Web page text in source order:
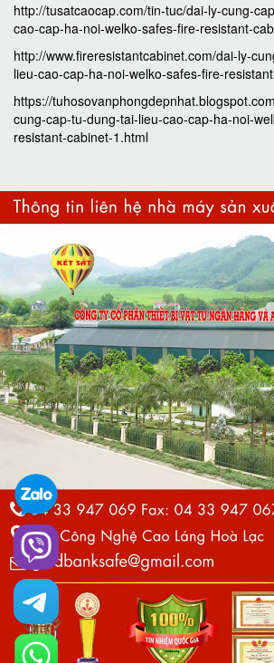
http://tusatcaocap.com/tin-tuc/dai-ly-cung-
cao-cap-ha-noi-welko-safes-fire-resistant-
http://www.fireresistantcabinet.com/dai-ly-
lieu-cao-cap-ha-noi-welko-safes-fire-
https://
cung-cap-tu-dung-tai-lieu-cao-cap-ha-noi-
resistant-cabinet-1.html